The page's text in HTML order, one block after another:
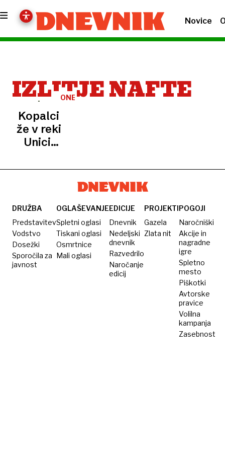
Novice
IZLITJE NAFTE
ONESNAŽENJE
Kopalci
že v reki
Unici,
madežev
DRUŽBA
Predstavitev
Vodstvo
Dosežki
Sporočila za
javnost
OGLAŠEVANJE
Spletni oglasi
Tiskani oglasi
Osmrtnice
Mali oglasi
EDICIJE
Dnevnik
Nedeljski
dnevnik
Razvedrilo
Naročanje
edicij
PROJEKTI
Gazela
Zlata nit
POGOJI
Naročniški
Akcije in
nagradne
igre
Spletno
mesto
Piškotki
Avtorske
pravice
Volilna
kampanja
Zasebnost